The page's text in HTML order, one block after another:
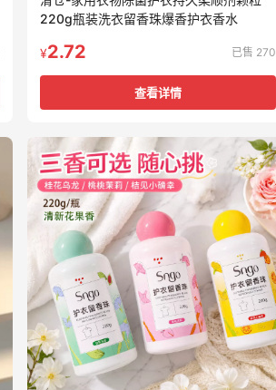
220g瓶装洗衣留香珠爆香护衣香水
¥2.72 已售 270
查看详情